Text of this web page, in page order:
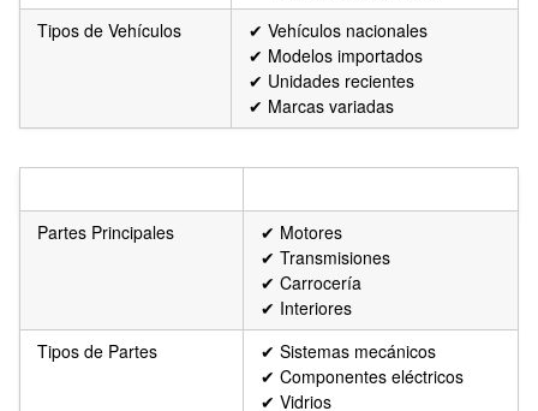
Tipos de Vehículos
✔ Vehículos nacionales
✔ Modelos importados
✔ Unidades recientes
✔ Marcas variadas
Partes Principales
✔ Motores
✔ Transmisiones
✔ Carrocería
✔ Interiores
Tipos de Partes
✔ Sistemas mecánicos
✔ Componentes eléctricos
✔ Vidrios